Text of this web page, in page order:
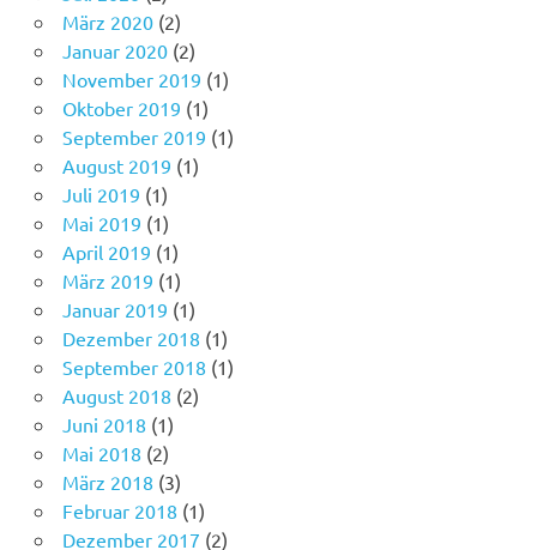
März 2020 (2)
Januar 2020 (2)
November 2019 (1)
Oktober 2019 (1)
September 2019 (1)
August 2019 (1)
Juli 2019 (1)
Mai 2019 (1)
April 2019 (1)
März 2019 (1)
Januar 2019 (1)
Dezember 2018 (1)
September 2018 (1)
August 2018 (2)
Juni 2018 (1)
Mai 2018 (2)
März 2018 (3)
Februar 2018 (1)
Dezember 2017 (2)